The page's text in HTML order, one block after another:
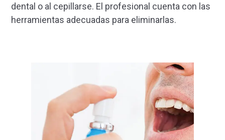
dental o al cepillarse. El profesional cuenta con las
herramientas adecuadas para eliminarlas.